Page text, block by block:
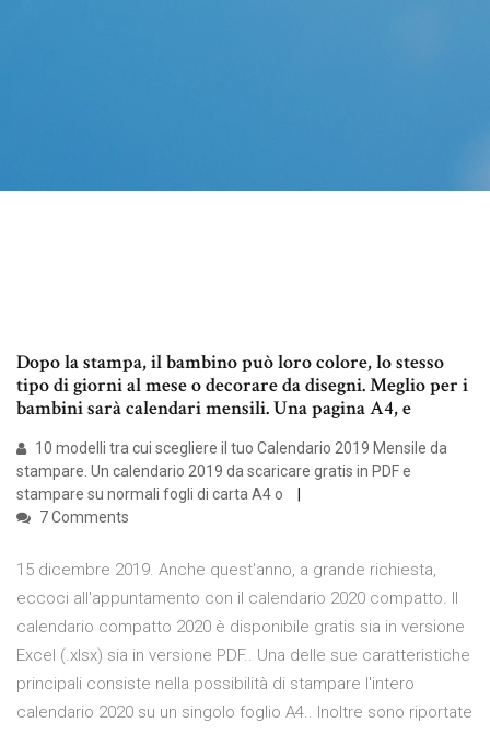
Dopo la stampa, il bambino può loro colore, lo stesso
tipo di giorni al mese o decorare da disegni. Meglio per i
bambini sarà calendari mensili. Una pagina A4, e
10 modelli tra cui scegliere il tuo Calendario 2019 Mensile da
stampare. Un calendario 2019 da scaricare gratis in PDF e
stampare su normali fogli di carta A4 o
7 Comments
15 dicembre 2019. Anche quest'anno, a grande richiesta,
eccoci all'appuntamento con il calendario 2020 compatto. Il
calendario compatto 2020 è disponibile gratis sia in versione
Excel (.xlsx) sia in versione PDF.. Una delle sue caratteristiche
principali consiste nella possibilità di stampare l'intero
calendario 2020 su un singolo foglio A4.. Inoltre sono riportate